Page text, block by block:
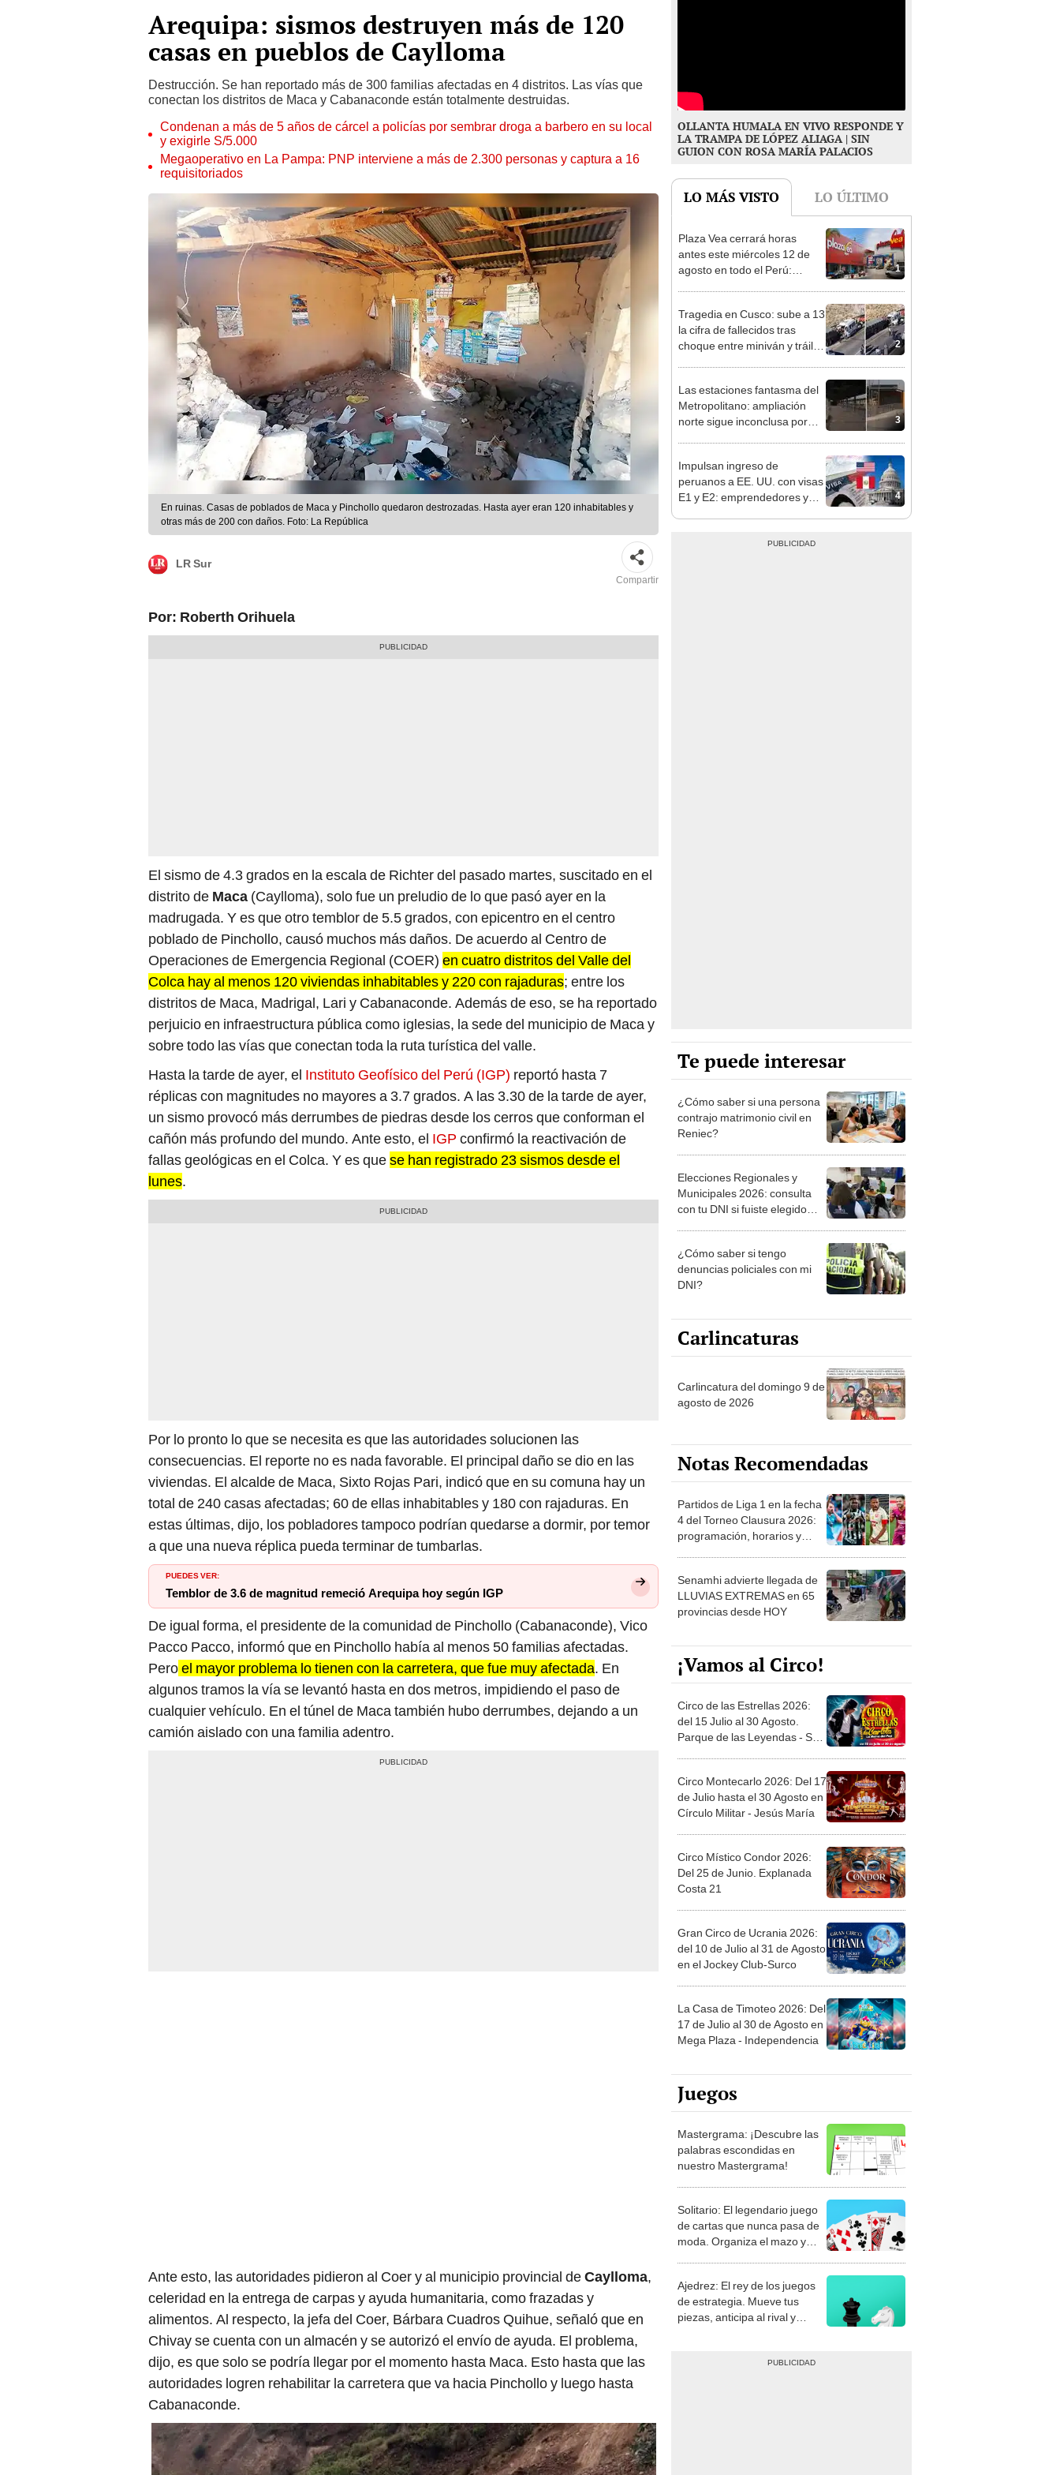
Arequipa: sismos destruyen más de 120
casas en pueblos de Caylloma
Destrucción. Se han reportado más de 300 familias afectadas en 4 distritos. Las vías que
conectan los distritos de Maca y Cabanaconde están totalmente destruidas.
Condenan a más de 5 años de cárcel a policías por sembrar droga a barbero en su local
y exigirle S/5.000
Megaoperativo en La Pampa: PNP interviene a más de 2.300 personas y captura a 16
requisitoriados
En ruinas. Casas de poblados de Maca y Pinchollo quedaron destrozadas. Hasta ayer eran 120 inhabitables y
otras más de 200 con daños. Foto: La República
LR Sur
Compartir
Por: Roberth Orihuela
El sismo de 4.3 grados en la escala de Richter del pasado martes, suscitado en el
distrito de Maca (Caylloma), solo fue un preludio de lo que pasó ayer en la
madrugada. Y es que otro temblor de 5.5 grados, con epicentro en el centro
poblado de Pinchollo, causó muchos más daños. De acuerdo al Centro de
Operaciones de Emergencia Regional (COER) en cuatro distritos del Valle del
Colca hay al menos 120 viviendas inhabitables y 220 con rajaduras; entre los
distritos de Maca, Madrigal, Lari y Cabanaconde. Además de eso, se ha reportado
perjuicio en infraestructura pública como iglesias, la sede del municipio de Maca y
sobre todo las vías que conectan toda la ruta turística del valle.
Hasta la tarde de ayer, el Instituto Geofísico del Perú (IGP) reportó hasta 7
réplicas con magnitudes no mayores a 3.7 grados. A las 3.30 de la tarde de ayer,
un sismo provocó más derrumbes de piedras desde los cerros que conforman el
cañón más profundo del mundo. Ante esto, el IGP confirmó la reactivación de
fallas geológicas en el Colca. Y es quese han registrado 23 sismos desde el
lunes.
Por lo pronto lo que se necesita es que las autoridades solucionen las
consecuencias. El reporte no es nada favorable. El principal daño se dio en las
viviendas. El alcalde de Maca, Sixto Rojas Pari, indicó que en su comuna hay un
total de 240 casas afectadas; 60 de ellas inhabitables y 180 con rajaduras. En
estas últimas, dijo, los pobladores tampoco podrían quedarse a dormir, por temor
a que una nueva réplica pueda terminar de tumbarlas.
PUEDES VER:
Temblor de 3.6 de magnitud remeció Arequipa hoy según IGP
De igual forma, el presidente de la comunidad de Pinchollo (Cabanaconde), Vico
Pacco Pacco, informó que en Pinchollo había al menos 50 familias afectadas.
Peroel mayor problema lo tienen con la carretera, que fue muy afectada. En
algunos tramos la vía se levantó hasta en dos metros, impidiendo el paso de
cualquier vehículo. En el túnel de Maca también hubo derrumbes, dejando a un
camión aislado con una familia adentro.
Ante esto, las autoridades pidieron al Coer y al municipio provincial deCaylloma,
celeridad en la entrega de carpas y ayuda humanitaria, como frazadas y
alimentos. Al respecto, la jefa del Coer, Bárbara Cuadros Quihue, señaló que en
Chivay se cuenta con un almacén y se autorizó el envío de ayuda. El problema,
dijo, es que solo se podría llegar por el momento hasta Maca. Esto hasta que las
autoridades logren rehabilitar la carretera que va hacia Pinchollo y luego hasta
Cabanaconde.
OLLANTA HUMALA EN VIVO RESPONDE Y
LA TRAMPA DE LÓPEZ ALIAGA | SIN
GUION CON ROSA MARÍA PALACIOS
LO MÁS VISTO LO ÚLTIMO
1
Plaza Vea cerrará horas
antes este miércoles 12 de
agosto en todo el Perú:
2
Tragedia en Cusco: sube a 13
la cifra de fallecidos tras
choque entre miniván y tráiler
3
Las estaciones fantasma del
Metropolitano: ampliación
norte sigue inconclusa por
4
Impulsan ingreso de
peruanos a EE. UU. con visas
E1 y E2: emprendedores y
Te puede interesar
¿Cómo saber si una persona
contrajo matrimonio civil en
Reniec?
Elecciones Regionales y
Municipales 2026: consulta
con tu DNI si fuiste elegido
la ONPE
¿Cómo saber si tengo
denuncias policiales con mi
DNI?
Carlincaturas
Carlincatura del domingo 9 de
agosto de 2026
Notas Recomendadas
Partidos de Liga 1 en la fecha
4 del Torneo Clausura 2026:
programación, horarios y
Senamhi advierte llegada de
LLUVIAS EXTREMAS en 65
provincias desde HOY
¡Vamos al Circo!
Circo de las Estrellas 2026:
del 15 Julio al 30 Agosto.
Parque de las Leyendas - San
Circo Montecarlo 2026: Del 17
de Julio hasta el 30 Agosto en
Círculo Militar - Jesús María
Circo Místico Condor 2026:
Del 25 de Junio. Explanada
Costa 21
Gran Circo de Ucrania 2026:
del 10 de Julio al 31 de Agosto
en el Jockey Club-Surco
La Casa de Timoteo 2026: Del
17 de Julio al 30 de Agosto en
Mega Plaza - Independencia
Juegos
Mastergrama: ¡Descubre las
palabras escondidas en
nuestro Mastergrama!
Solitario: El legendario juego
de cartas que nunca pasa de
moda. Organiza el mazo y
Ajedrez: El rey de los juegos
de estrategia. Mueve tus
piezas, anticipa al rival y